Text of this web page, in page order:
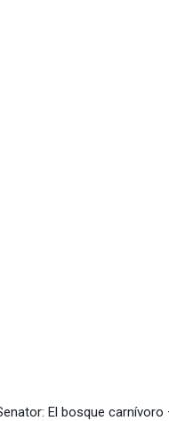
El bosque carnívoro